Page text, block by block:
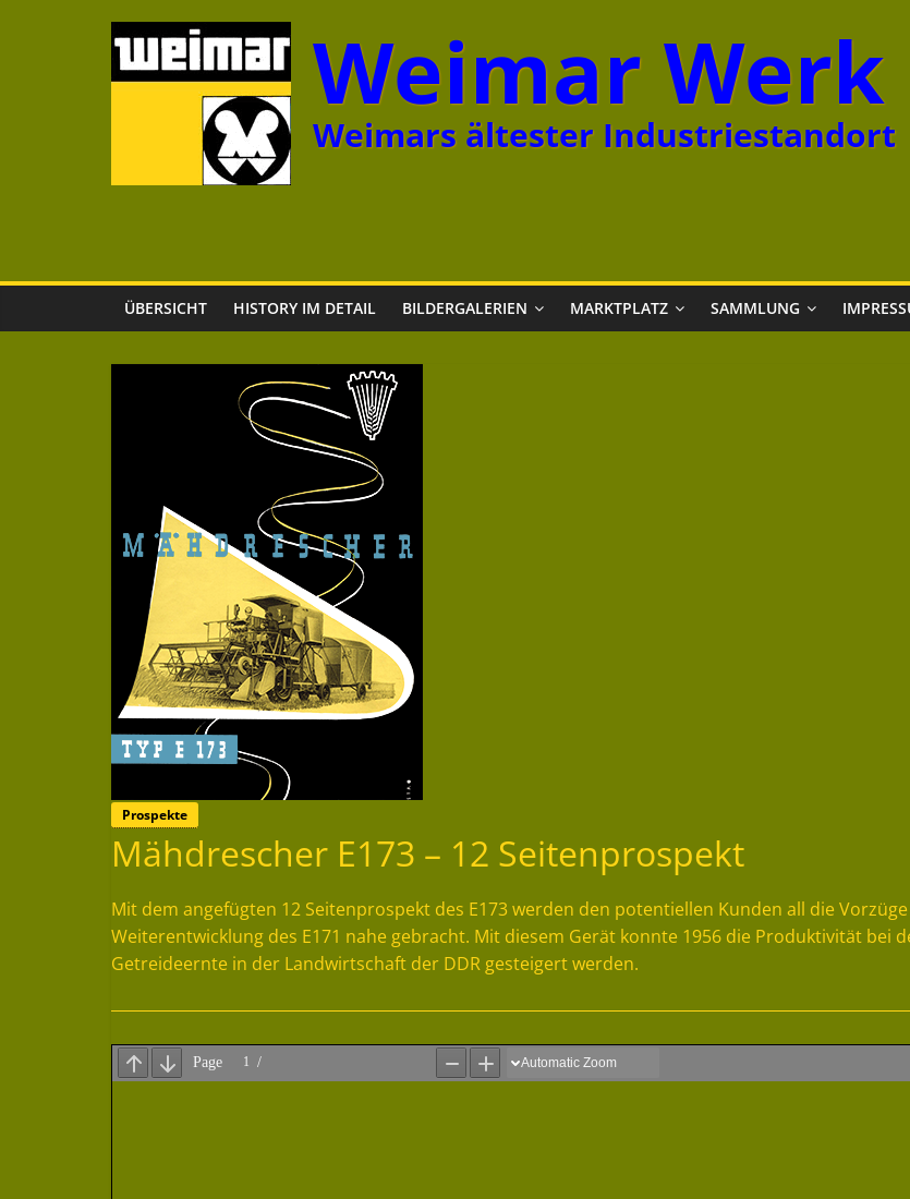
Weimar Werk
Weimars ältester Industriestandort
ÜBERSICHT HISTORY IM DETAIL BILDERGALERIEN MARKTPLATZ SAMMLUNG
Prospekte
Mähdrescher E173 – 12 Seitenprospekt
Mit dem angefügten 12 Seitenprospekt des E173 werden den potentiellen Kunden all die
Weiterentwicklung des E171 nahe gebracht. Mit diesem Gerät konnte 1956 die Produktivität bei
Getreideernte in der Landwirtschaft der DDR gesteigert werden.